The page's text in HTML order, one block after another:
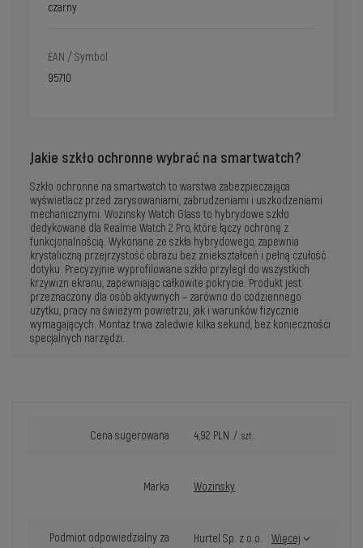
czarny
EAN / Symbol
95710
Jakie szkło ochronne wybrać na smartwatch?
Szkło ochronne na smartwatch to warstwa zabezpieczająca
wyświetlacz przed zarysowaniami, zabrudzeniami i uszkodzeniami
mechanicznymi. Wozinsky Watch Glass to hybrydowe szkło
dedykowane dla Realme Watch 2 Pro, które łączy ochronę z
funkcjonalnością. Wykonane ze szkła hybrydowego, zapewnia
krystaliczną przejrzystość obrazu bez zniekształceń i pełną czułość
dotyku. Precyzyjnie wyprofilowane szkło przyległ do wszystkich
krzywizn ekranu, zapewniając całkowite pokrycie. Produkt jest
przeznaczony dla osób aktywnych – zarówno do codziennego
użytku, pracy na świeżym powietrzu, jak i warunków fizycznie
wymagających. Montaż trwa zaledwie kilka sekund, bez konieczności
specjalnych narzędzi.
Cena sugerowana 4,92 PLN / szt.
Marka Wozinsky
Podmiot odpowiedzialny za
Hurtel Sp. z o.o. Więcej